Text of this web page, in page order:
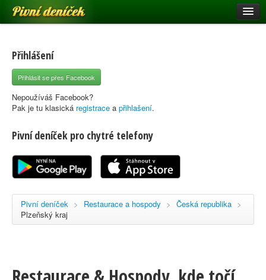
Pivní deníček
Pivní mapa
Pivní značky
Nápověda
Registrace
Přihlášení
Přihlásit se přes Facebook
Nepoužíváš Facebook?
Pak je tu klasická registrace a přihlašení.
Pivní deníček pro chytré telefony
Pivní deníček > Restaurace a hospody > Česká republika >
Plzeňský kraj